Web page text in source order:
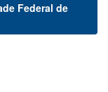
Federal de